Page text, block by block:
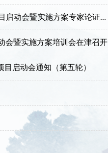
启动会暨实施方案专家论证...
会暨实施方案培训会在津召开
启动会通知（第五轮）